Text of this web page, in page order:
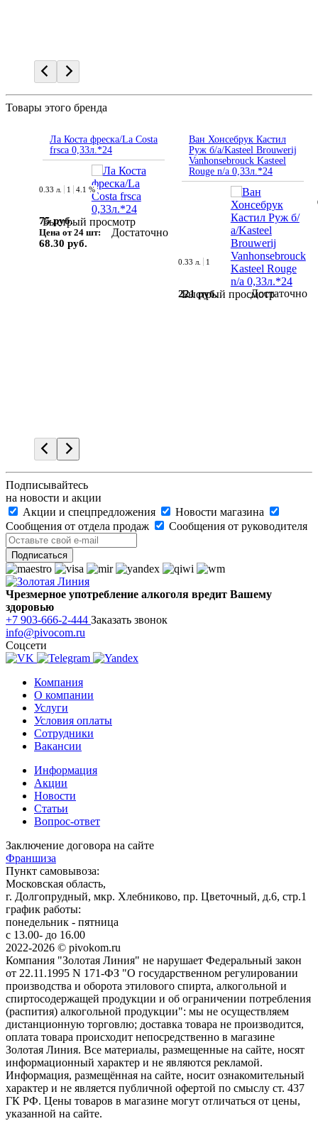
Товары этого бренда
Ла Коста фреска/La Costa
frsca 0,33л.*24
Быстрый просмотр
0.33 л. 1 4.1 %
75 руб.
Цена от 24 шт:
68.30 руб.
Достаточно
Ван Хонсебрук Кастил
Руж б/а/Kasteel Brouwerij
Vanhonsebrouck Kasteel
Rouge n/a 0,33л.*24
Быстрый просмотр
0.33 л. 1
221 руб. Достаточно
Подписывайтесь
на новости и акции
Акции и спецпредложения
Новости магазина
Сообщения от отдела продаж
Сообщения от руководителя
Чрезмерное употребление алкоголя вредит Вашему
здоровью
+7 903-666-2-444 Заказать звонок
info@pivocom.ru
Соцсети
Компания
О компании
Услуги
Условия оплаты
Сотрудники
Вакансии
Информация
Акции
Новости
Статьи
Вопрос-ответ
Заключение договора на сайте
Франшиза
Пункт самовывоза:
Московская область,
г. Долгопрудный, мкр. Хлебниково, пр. Цветочный, д.6, стр.1
график работы:
понедельник - пятница
с 13.00- до 16.00
2022-2026 © pivokom.ru
Компания "Золотая Линия" не нарушает Федеральный закон
от 22.11.1995 N 171-ФЗ "О государственном регулировании
производства и оборота этилового спирта, алкогольной и
спиртосодержащей продукции и об ограничении потребления
(распития) алкогольной продукции": мы не осуществляем
дистанционную торговлю; доставка товара не производится,
оплата товара происходит непосредственно в магазине
Золотая Линия. Все материалы, размещенные на сайте, носят
информационный характер и не являются рекламой.
Информация, размещённая на сайте, носит ознакомительный
характер и не является публичной офертой по смыслу ст. 437
ГК РФ. Цены товаров в магазине могут отличаться от цены,
указанной на сайте.